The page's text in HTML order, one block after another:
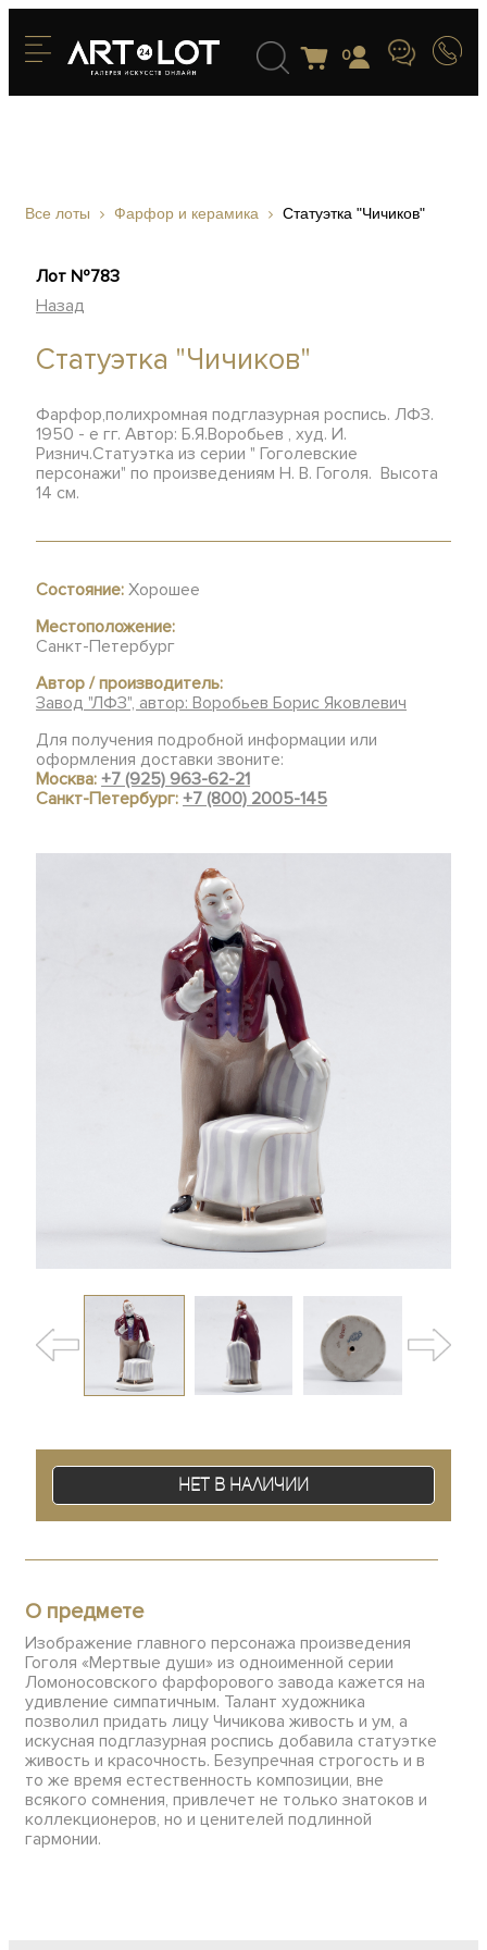
0
Все лоты Фарфор и керамика Статуэтка "Чичиков"
Лот №783
Назад
Статуэтка "Чичиков"
Фарфор,полихромная подглазурная роспись. ЛФЗ.
1950 - е гг. Автор: Б.Я.Воробьев , худ. И.
Ризнич.Статуэтка из серии " Гоголевские
персонажи" по произведениям Н. В. Гоголя. Высота
14 см.
Состояние: Хорошее
Местоположение:
Санкт-Петербург
Автор / производитель:
Завод "ЛФЗ", автор: Воробьев Борис Яковлевич
Для получения подробной информации или
оформления доставки звоните:
Москва:+7 (925) 963-62-21
Санкт-Петербург:+7 (800) 2005-145
Нет в наличии
О предмете
Изображение главного персонажа произведения
Гоголя «Мертвые души» из одноименной серии
Ломоносовского фарфорового завода кажется на
удивление симпатичным. Талант художника
позволил придать лицу Чичикова живость и ум, а
искусная подглазурная роспись добавила статуэтке
живость и красочность. Безупречная строгость и в
то же время естественность композиции, вне
всякого сомнения, привлечет не только знатоков и
коллекционеров, но и ценителей подлинной
гармонии.